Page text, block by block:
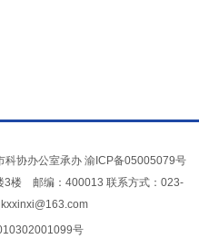
协办公室承办 渝ICP备05005079号
3楼 邮编：400013 联系方式：023-
号